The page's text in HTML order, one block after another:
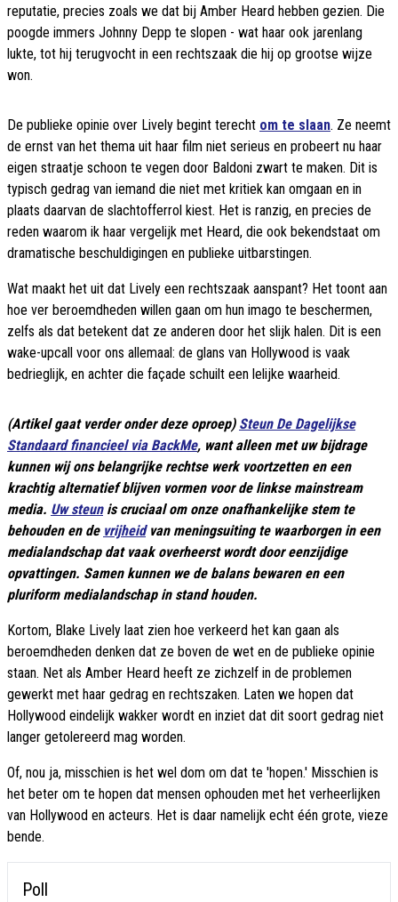
reputatie, precies zoals we dat bij Amber Heard hebben gezien. Die
poogde immers Johnny Depp te slopen - wat haar ook jarenlang
lukte, tot hij terugvocht in een rechtszaak die hij op grootse wijze
won.
De publieke opinie over Lively begint terecht om te slaan. Ze neemt
de ernst van het thema uit haar film niet serieus en probeert nu haar
eigen straatje schoon te vegen door Baldoni zwart te maken. Dit is
typisch gedrag van iemand die niet met kritiek kan omgaan en in
plaats daarvan de slachtofferrol kiest. Het is ranzig, en precies de
reden waarom ik haar vergelijk met Heard, die ook bekendstaat om
dramatische beschuldigingen en publieke uitbarstingen.
Wat maakt het uit dat Lively een rechtszaak aanspant? Het toont aan
hoe ver beroemdheden willen gaan om hun imago te beschermen,
zelfs als dat betekent dat ze anderen door het slijk halen. Dit is een
wake-upcall voor ons allemaal: de glans van Hollywood is vaak
bedrieglijk, en achter die façade schuilt een lelijke waarheid.
(Artikel gaat verder onder deze oproep) Steun De Dagelijkse
Standaard financieel via BackMe, want alleen met uw bijdrage
kunnen wij ons belangrijke rechtse werk voortzetten en een
krachtig alternatief blijven vormen voor de linkse mainstream
media. Uw steunis cruciaal om onze onafhankelijke stem te
behouden en de vrijheidvan meningsuiting te waarborgen in een
medialandschap dat vaak overheerst wordt door eenzijdige
opvattingen. Samen kunnen we de balans bewaren en een
pluriform medialandschap in stand houden.
Kortom, Blake Lively laat zien hoe verkeerd het kan gaan als
beroemdheden denken dat ze boven de wet en de publieke opinie
staan. Net als Amber Heard heeft ze zichzelf in de problemen
gewerkt met haar gedrag en rechtszaken. Laten we hopen dat
Hollywood eindelijk wakker wordt en inziet dat dit soort gedrag niet
langer getolereerd mag worden.
Of, nou ja, misschien is het wel dom om dat te 'hopen.' Misschien is
het beter om te hopen dat mensen ophouden met het verheerlijken
van Hollywood en acteurs. Het is daar namelijk echt één grote, vieze
bende.
Poll